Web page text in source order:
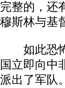
完整的，还
穆斯林与基
如此恐怖
国立即向中
派出了军队